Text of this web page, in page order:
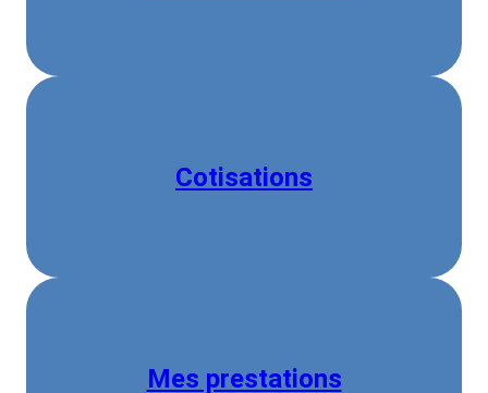
Cotisations
Mes prestations